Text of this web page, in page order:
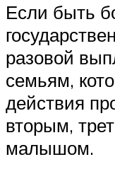
Если быть
разовой
семьям,
действия
вторым,
малышом.